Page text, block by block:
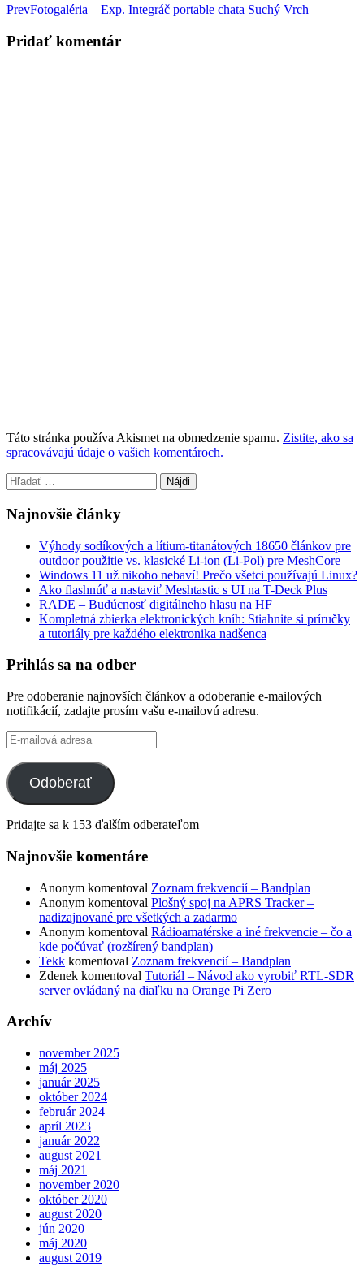
Post
navigation
PrevFotogaléria – Exp. Integráč portable chata Suchý Vrch
Pridať komentár
Táto stránka používa Akismet na obmedzenie spamu. Zistite, ako sa
spracovávajú údaje o vašich komentároch.
Hľadať:
Najnovšie články
Výhody sodíkových a lítium-titanátových 18650 článkov pre
outdoor použitie vs. klasické Li-ion (Li-Pol) pre MeshCore
Windows 11 už nikoho nebaví! Prečo všetci používajú Linux?
Ako flashnúť a nastaviť Meshtastic s UI na T-Deck Plus
RADE – Budúcnosť digitálneho hlasu na HF
Kompletná zbierka elektronických kníh: Stiahnite si príručky
a tutoriály pre každého elektronika nadšenca
Prihlás sa na odber
Pre odoberanie najnovších článkov a odoberanie e-mailových
notifikácií, zadajte prosím vašu e-mailovú adresu.
E-
mailová
adresa
Odoberať
Pridajte sa k 153 ďalším odberateľom
Najnovšie komentáre
Anonym komentoval Zoznam frekvencií – Bandplan
Anonym komentoval Plošný spoj na APRS Tracker –
nadizajnované pre všetkých a zadarmo
Anonym komentoval Rádioamatérske a iné frekvencie – čo a
kde počúvať (rozšírený bandplan)
Tekk komentoval Zoznam frekvencií – Bandplan
Zdenek komentoval Tutoriál – Návod ako vyrobiť RTL-SDR
server ovládaný na diaľku na Orange Pi Zero
Archív
november 2025
máj 2025
január 2025
október 2024
február 2024
apríl 2023
január 2022
august 2021
máj 2021
november 2020
október 2020
august 2020
jún 2020
máj 2020
august 2019